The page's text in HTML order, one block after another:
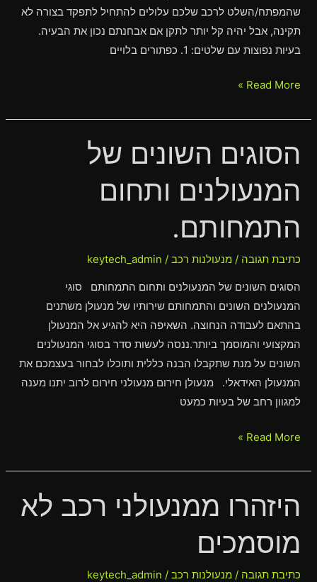
שהמפתח/השלט לרכב שלכם עלולים להתחיל לתפקד בצורה לא
תקינה, אבל יהיה קל יותר לתקן אם אבחנתם נכון את הבעיה.
בעיות נפוצות עם שלטים: 1. כפתורים בלויים
Read More »
הסוגים השונים של
המנעולנים ותחום
התמחותם.
כתיבת תגובה /מנעולנות רכב /
keytech_admin
הסוגים השונים של המנעולנים ותחום התמחותם סוגי
המנעולנים השונים והתמחותם שירותיו של מנעולן משתנים
בהתאם לעבודה הנחוצה. השאיפה היא להגיע אל המנעולן
המקצועי והמוסמך ביותר.ננסה לעשות סדר בסוגי המנעולנים
השונים על מנת שתקבלו הבנה כללית ותוכלו לבחור בעצמכם את
המנעולן האידאלי. מנעולן חירום מנעולני חירום לרוב יתנו מענה
למגוון רחב של בעיות כמעט
הסוגים
השונים
של
המנעולנים
ותחום
התמחותם.
Read More »
היזהרו ממנעולני רכב לא
מוסמכים
כתיבת תגובה /מנעולנות רכב /
keytech_admin
היזהרו
ממנעולני
רכב
לא
מוסמכים